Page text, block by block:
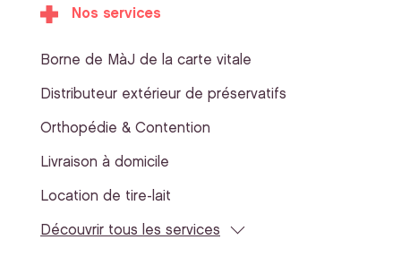
Nos services
Borne de MàJ de la carte vitale
Distributeur extérieur de préservatifs
Orthopédie & Contention
Livraison à domicile
Location de tire-lait
Découvrir tous les services